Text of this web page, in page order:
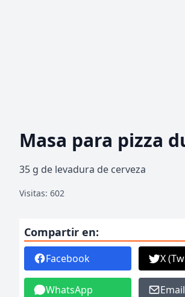
Masa para pizza
35 g de levadura de cerveza
Visitas: 602
Compartir en:
Facebook X
WhatsApp Email